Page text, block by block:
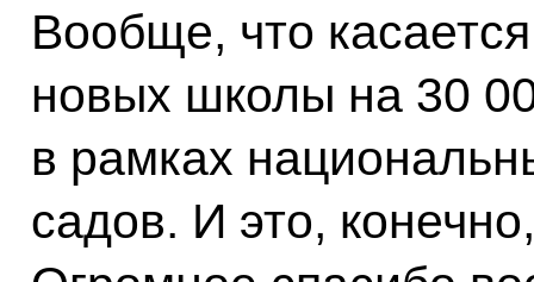
Вообще, что
новых школы на 30
в рамках
садов. И это,